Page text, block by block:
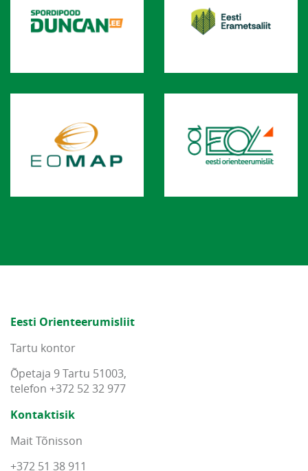
Eesti Orienteerumisliit
Tartu kontor
Õpetaja 9 Tartu 51003,
telefon +372 52 32 977
Kontaktisik
Mait Tõnisson
+372 51 38 911